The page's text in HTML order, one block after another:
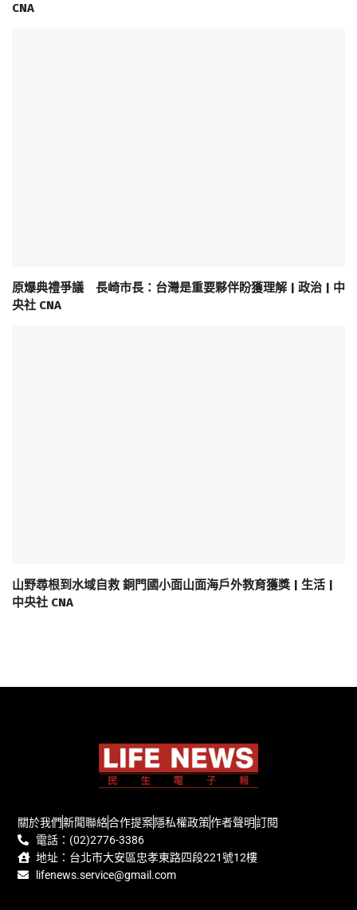
CNA
原爆典禮爭議 長崎市長：台灣是重要夥伴盼獲理解 | 政治 | 中
央社 CNA
山野尋根到水域自救 銅門國小面山面海戶外教育獲獎 | 生活 |
中央社 CNA
關於我們新聞聯絡合作提案隱私權政策作者聲明訂閱
電話：(02)2776-3386
地址：台北市大安區忠孝東路四段221號12樓
lifenews.service@gmail.com